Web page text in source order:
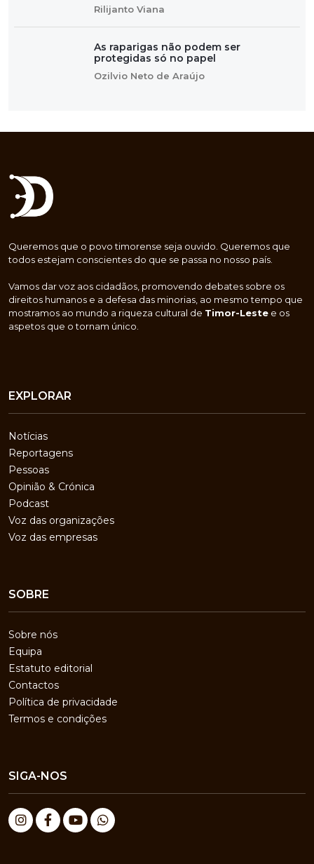
Rilijanto Viana
As raparigas não podem ser
protegidas só no papel
Ozilvio Neto de Araújo
Queremos que o povo timorense seja ouvido. Queremos que
todos estejam conscientes do que se passa no nosso país.
Vamos dar voz aos cidadãos, promovendo debates sobre os
direitos humanos e a defesa das minorias, ao mesmo tempo que
mostramos ao mundo a riqueza cultural de Timor-Leste e os
aspetos que o tornam único.
EXPLORAR
Notícias
Reportagens
Pessoas
Opinião & Crónica
Podcast
Voz das organizações
Voz das empresas
SOBRE
Sobre nós
Equipa
Estatuto editorial
Contactos
Política de privacidade
Termos e condições
SIGA-NOS